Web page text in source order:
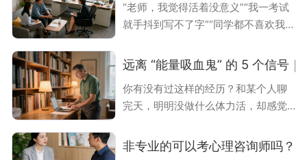
权威参考。一、薪资水平：多因素决
定的“阶梯式增长”格局心理咨询师的薪
每一位有志于投身这一行业的人士而
言，都显得尤为重要。一、心理咨询
师的考生来说，首先需要满足一定的
关规定，报考者只需符合以下任一条
件即可：一是具备心理学、教育学、
“老师，我觉得活着没意义”“我一考试
就手抖到写不了字”“同学都不喜欢我，
在校园里愈发常见。教育的本质是“一
朵云”，而当学生的心灵被困惑笼罩
时，教师仅靠学科知识已难以完成“摇
日益低龄化、复杂化的教育环境
远离 “能量吸血鬼” 的 5 个信号｜
你有没有过这样的经历？和某个人聊
完天，明明没做什么体力活，却感觉
一想到要见某个人，就莫名地焦虑、
非专业的可以考心理咨询师吗？